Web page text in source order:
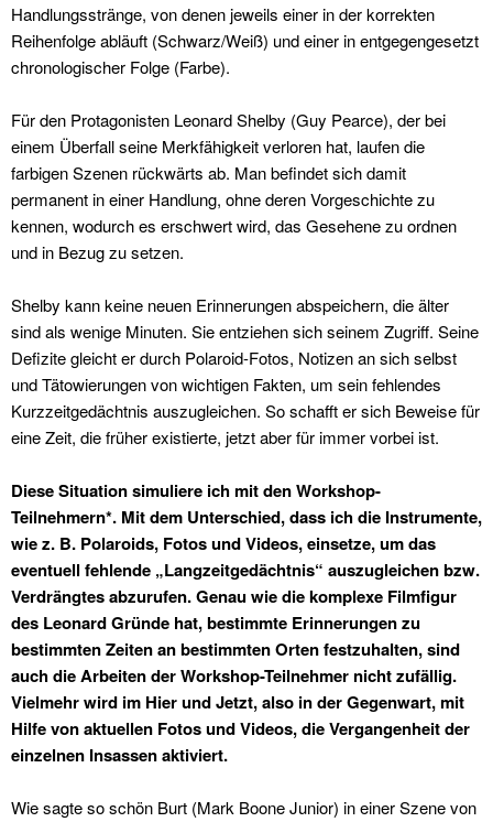
Handlungsstränge, von denen jeweils einer in der korrekten
Reihenfolge abläuft (Schwarz/Weiß) und einer in entgegengesetzt
chronologischer Folge (Farbe).
Für den Protagonisten Leonard Shelby (Guy Pearce), der bei
einem Überfall seine Merkfähigkeit verloren hat, laufen die
farbigen Szenen rückwärts ab. Man befindet sich damit
permanent in einer Handlung, ohne deren Vorgeschichte zu
kennen, wodurch es erschwert wird, das Gesehene zu ordnen
und in Bezug zu setzen.
Shelby kann keine neuen Erinnerungen abspeichern, die älter
sind als wenige Minuten. Sie entziehen sich seinem Zugriff. Seine
Defizite gleicht er durch Polaroid-Fotos, Notizen an sich selbst
und Tätowierungen von wichtigen Fakten, um sein fehlendes
Kurzzeitgedächtnis auszugleichen. So schafft er sich Beweise für
eine Zeit, die früher existierte, jetzt aber für immer vorbei ist.
Diese Situation simuliere ich mit den Workshop-
Teilnehmern*. Mit dem Unterschied, dass ich die Instrumente,
wie z. B. Polaroids, Fotos und Videos, einsetze, um das
eventuell fehlende „Langzeitgedächtnis“ auszugleichen bzw.
Verdrängtes abzurufen. Genau wie die komplexe Filmfigur
des Leonard Gründe hat, bestimmte Erinnerungen zu
bestimmten Zeiten an bestimmten Orten festzuhalten, sind
auch die Arbeiten der Workshop-Teilnehmer nicht zufällig.
Vielmehr wird im Hier und Jetzt, also in der Gegenwart, mit
Hilfe von aktuellen Fotos und Videos, die Vergangenheit der
einzelnen Insassen aktiviert.
Wie sagte so schön Burt (Mark Boone Junior) in einer Szene von